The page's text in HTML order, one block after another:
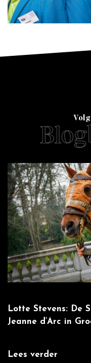
Lotte Stevens: De
Jeanne d’Arc in
Lees verder